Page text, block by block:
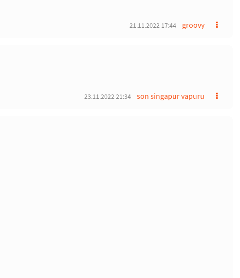
groovy
21.11.2022 17:44
son singapur vapuru
23.11.2022 21:34